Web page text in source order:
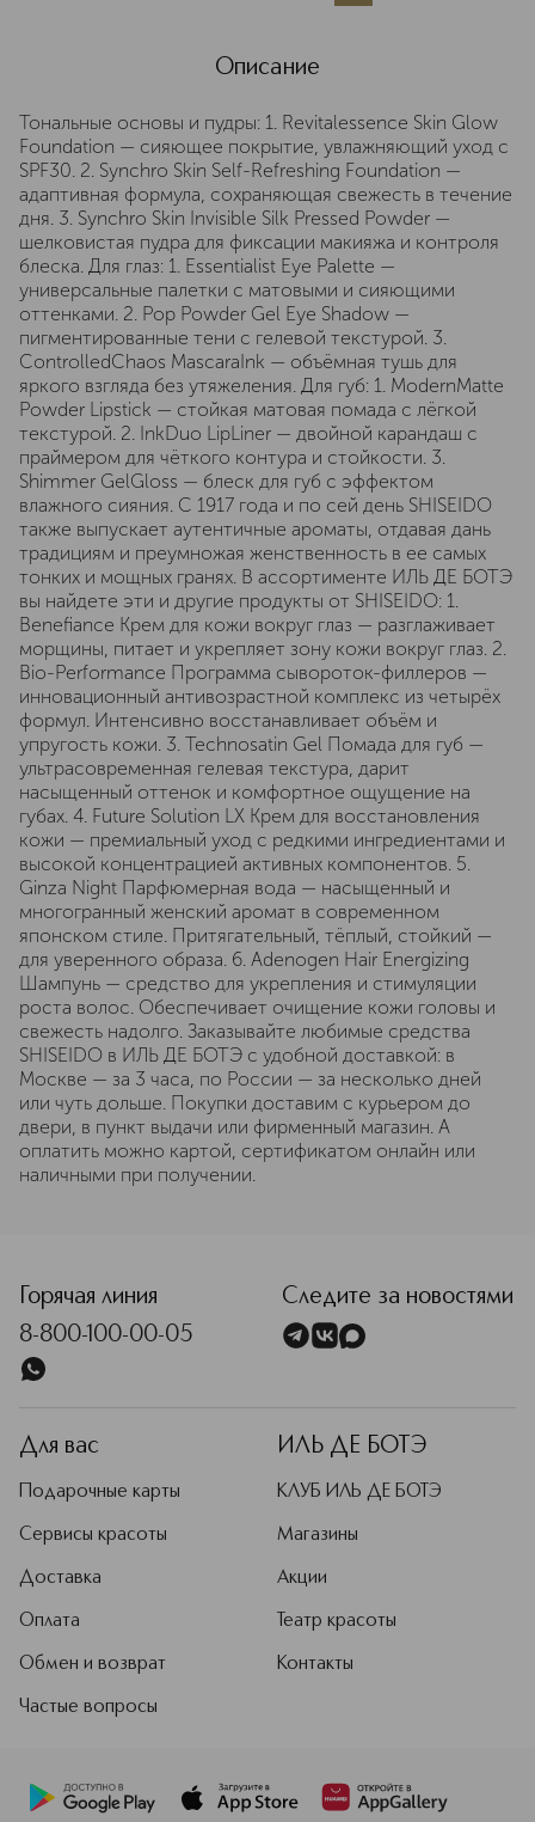
Описание
Тональные основы и пудры: 1. Revitalessence Skin Glow
Foundation — сияющее покрытие, увлажняющий уход с
SPF30. 2. Synchro Skin Self-Refreshing Foundation —
адаптивная формула, сохраняющая свежесть в течение
дня. 3. Synchro Skin Invisible Silk Pressed Powder —
шелковистая пудра для фиксации макияжа и контроля
блеска. Для глаз: 1. Essentialist Eye Palette —
универсальные палетки с матовыми и сияющими
оттенками. 2. Pop Powder Gel Eye Shadow —
пигментированные тени с гелевой текстурой. 3.
ControlledChaos MascaraInk — объёмная тушь для
яркого взгляда без утяжеления. Для губ: 1. ModernMatte
Powder Lipstick — стойкая матовая помада с лёгкой
текстурой. 2. InkDuo LipLiner — двойной карандаш с
праймером для чёткого контура и стойкости. 3.
Shimmer GelGloss — блеск для губ с эффектом
влажного сияния. С 1917 года и по сей день SHISEIDO
также выпускает аутентичные ароматы, отдавая дань
традициям и преумножая женственность в ее самых
тонких и мощных гранях. В ассортименте ИЛЬ ДЕ БОТЭ
вы найдете эти и другие продукты от SHISEIDO: 1.
Benefiance Крем для кожи вокруг глаз — разглаживает
морщины, питает и укрепляет зону кожи вокруг глаз. 2.
Bio-Performance Программа сывороток-филлеров —
инновационный антивозрастной комплекс из четырёх
формул. Интенсивно восстанавливает объём и
упругость кожи. 3. Technosatin Gel Помада для губ —
ультрасовременная гелевая текстура, дарит
насыщенный оттенок и комфортное ощущение на
губах. 4. Future Solution LX Крем для восстановления
кожи — премиальный уход с редкими ингредиентами и
высокой концентрацией активных компонентов. 5.
Ginza Night Парфюмерная вода — насыщенный и
многогранный женский аромат в современном
японском стиле. Притягательный, тёплый, стойкий —
для уверенного образа. 6. Adenogen Hair Energizing
Шампунь — средство для укрепления и стимуляции
роста волос. Обеспечивает очищение кожи головы и
свежесть надолго. Заказывайте любимые средства
SHISEIDO в ИЛЬ ДЕ БОТЭ с удобной доставкой: в
Москве — за 3 часа, по России — за несколько дней
или чуть дольше. Покупки доставим с курьером до
двери, в пункт выдачи или фирменный магазин. А
оплатить можно картой, сертификатом онлайн или
наличными при получении.
Горячая линия
8-800-100-00-05
Следите за новостями
Для вас
Подарочные карты
Сервисы красоты
Доставка
Оплата
Обмен и возврат
Частые вопросы
ИЛЬ ДЕ БОТЭ
КЛУБ ИЛЬ ДЕ БОТЭ
Магазины
Акции
Театр красоты
Контакты